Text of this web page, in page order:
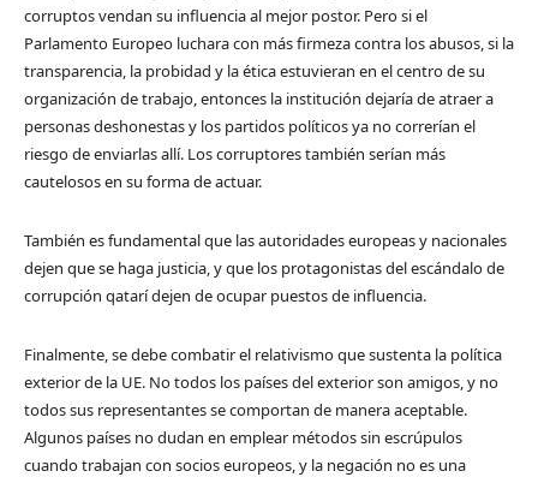
corruptos vendan su influencia al mejor postor. Pero si el
Parlamento Europeo luchara con más firmeza contra los abusos, si la
transparencia, la probidad y la ética estuvieran en el centro de su
organización de trabajo, entonces la institución dejaría de atraer a
personas deshonestas y los partidos políticos ya no correrían el
riesgo de enviarlas allí. Los corruptores también serían más
cautelosos en su forma de actuar.
También es fundamental que las autoridades europeas y nacionales
dejen que se haga justicia, y que los protagonistas del escándalo de
corrupción qatarí dejen de ocupar puestos de influencia.
Finalmente, se debe combatir el relativismo que sustenta la política
exterior de la UE. No todos los países del exterior son amigos, y no
todos sus representantes se comportan de manera aceptable.
Algunos países no dudan en emplear métodos sin escrúpulos
cuando trabajan con socios europeos, y la negación no es una